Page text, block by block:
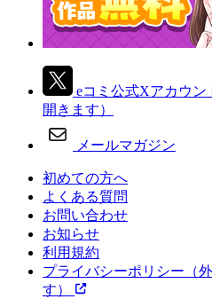
eコミ公式Xアカウン
開きます）
メールマガジン
初めての方へ
よくある質問
お問い合わせ
お知らせ
利用規約
プライバシーポリシー （
す）